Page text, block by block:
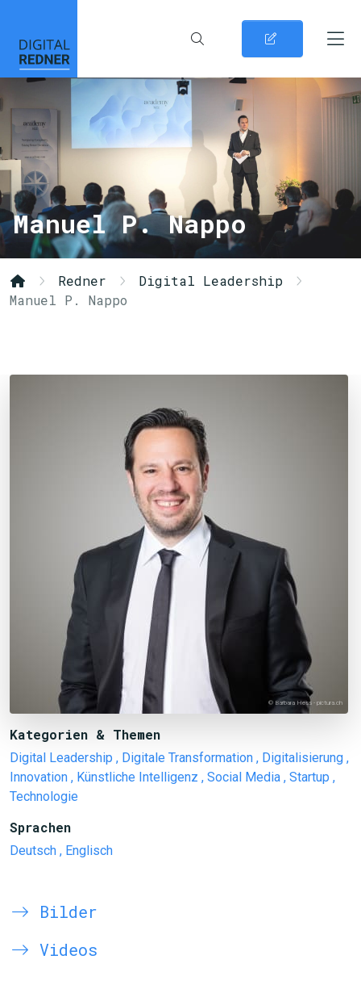
Manuel P. Nappo
Redner
Digital Leadership
Manuel P. Nappo
© Barbara Hess - pictura.ch
Kategorien & Themen
Digital Leadership , Digitale Transformation , Digitalisierung ,
Innovation , Künstliche Intelligenz , Social Media , Startup ,
Technologie
Sprachen
Deutsch , Englisch
Bilder
Videos